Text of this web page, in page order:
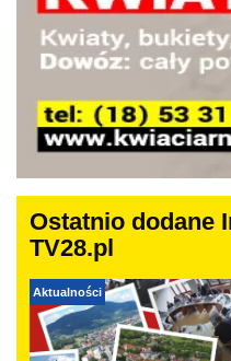
Ostatnio dodane
TV28.pl
Aktualności